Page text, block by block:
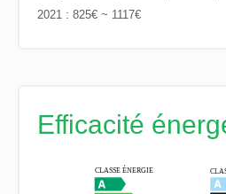
2021 : 825€ ~ 1117€
Efficacité